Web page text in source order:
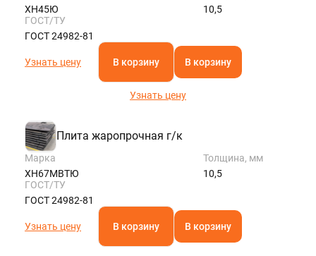
ХН45Ю
10,5
ГОСТ/ТУ
ГОСТ 24982-81
Узнать цену В корзину В корзину
Узнать цену
Плита жаропрочная г/к
Марка
ХН67МВТЮ
Толщина, мм
10,5
ГОСТ/ТУ
ГОСТ 24982-81
Узнать цену В корзину В корзину